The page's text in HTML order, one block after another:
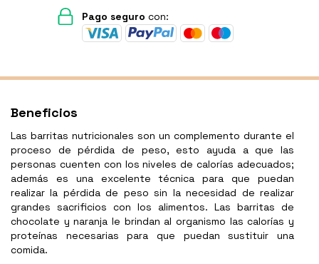
Pago seguro con:
Beneficios
Las barritas nutricionales son un complemento durante el
proceso de pérdida de peso, esto ayuda a que las
personas cuenten con los niveles de calorías adecuados;
además es una excelente técnica para que puedan
realizar la pérdida de peso sin la necesidad de realizar
grandes sacrificios con los alimentos. Las barritas de
chocolate y naranja le brindan al organismo las calorías y
proteínas necesarias para que puedan sustituir una
comida.